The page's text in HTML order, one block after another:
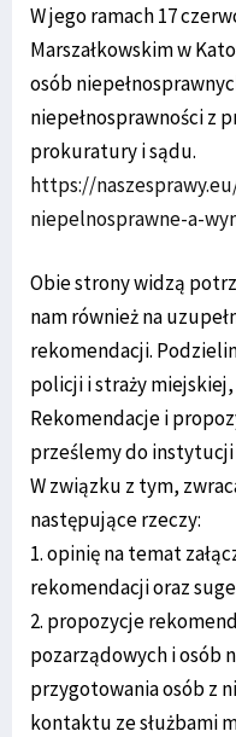
W jego ramach 17
Marszałkowskim w
osób
niepełnosprawności z
prokuratury i sądu.
https://
niepelnosprawne-a-
Obie strony widzą
nam również na
rekomendacji.
policji i straży
Rekomendacje i
prześlemy do
W związku z tym,
następujące rzeczy:
1. opinię na temat
rekomendacji oraz
2. propozycje
pozarządowych i osób
przygotowania osób z
kontaktu ze służbami